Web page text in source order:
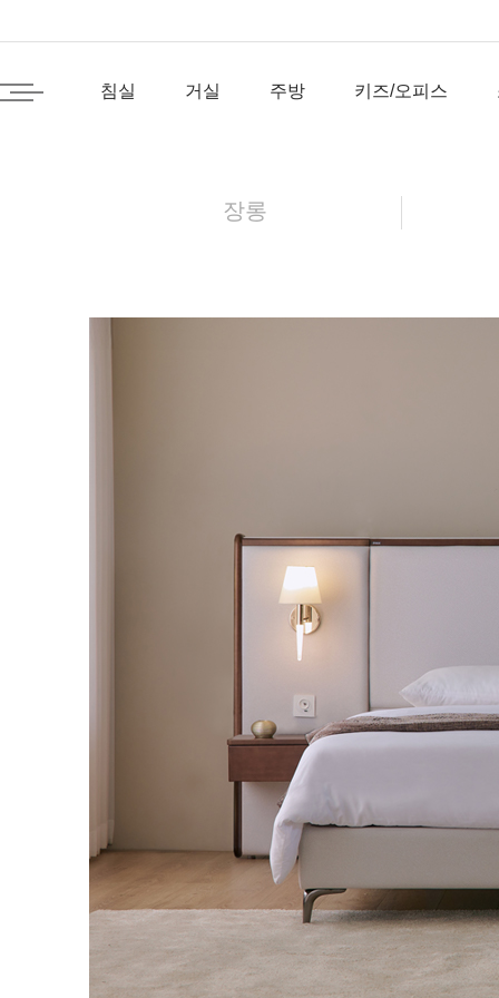
침실 거실 주방 키즈/오피스
장롱